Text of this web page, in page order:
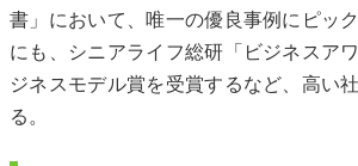
書」において、唯一の優良事例にピッ
にも、シニアライフ総研「ビジネスア
ジネスモデル賞を受賞するなど、高い
る。